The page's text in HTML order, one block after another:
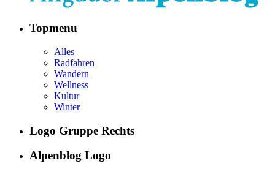
Topmenu
Alles
Radfahren
Wandern
Wellness
Kultur
Winter
Logo Gruppe Rechts
Alpenblog Logo